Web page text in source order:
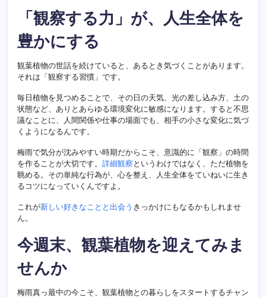
「観察する力」が、人生全体を
豊かにする
観葉植物の世話を続けていると、あるとき気づくことがあります。
それは「観察する習慣」です。
毎日植物を見つめることで、その日の天気、光の差し込み方、土の
状態など、ありとあらゆる環境変化に敏感になります。すると不思
議なことに、人間関係や仕事の場面でも、相手の小さな変化に気づ
くようになるんです。
梅雨で気分が沈みやすい時期だからこそ、意識的に「観察」の時間
を作ることが大切です。 詳細観察 というわけではなく、ただ植物を
眺める。その単純な行為が、心を整え、人生全体をていねいに生き
るコツになっていくんですよ。
これが新しい好きなことと出会う きっかけにもなるかもしれませ
ん。
今週末、観葉植物を迎えてみま
せんか
梅雨真っ最中の今こそ、観葉植物との暮らしをスタートするチャン